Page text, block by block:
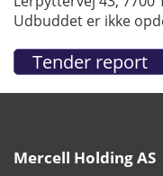
Udbuddet er ikke
Mercell Holding AS